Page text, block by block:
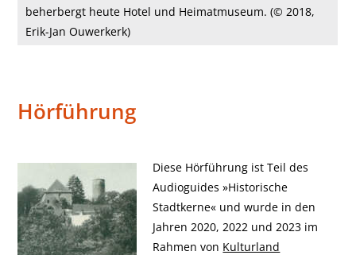
beherbergt heute Hotel und Heimatmuseum. (© 2018,
Erik-Jan Ouwerkerk)
Hörführung
Diese Hörführung ist Teil des
Audioguides »Historische
Stadtkerne« und wurde in den
Jahren 2020, 2022 und 2023 im
Rahmen von Kulturland